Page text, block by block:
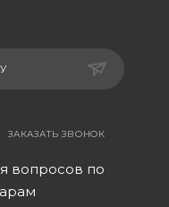
ЗАКАЗАТЬ ЗВОНОК
вопросов по